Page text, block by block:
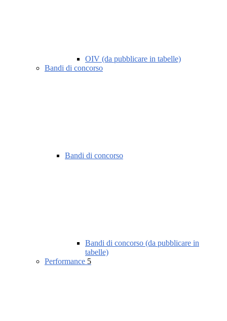
OIV (da pubblicare in tabelle)
Bandi di concorso
Bandi di concorso
Bandi di concorso (da pubblicare in
tabelle)
Performance 5